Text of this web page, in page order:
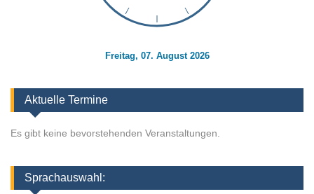
Freitag, 07. August 2026
Aktuelle Termine
Es gibt keine bevorstehenden Veranstaltungen.
Sprachauswahl: